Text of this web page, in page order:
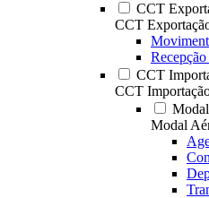
CCT
CCT
CCT
CCT
Modal